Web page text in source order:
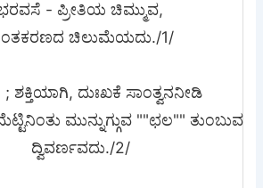
- ಪ್ರೀತಿಯ ಚಿಮ್ಮುವ,
ಚಿಲುಮೆಯದು./1/
; ಶಕ್ತಿಯಾಗಿ, ದುಃಖಕೆ ಸಾಂತ್ವನನೀಡಿ
ಮುನ್ನುಗ್ಗುವ ""ಛಲ"" ತುಂಬುವ
ದ್ವಿವರ್ಣವದು./2/